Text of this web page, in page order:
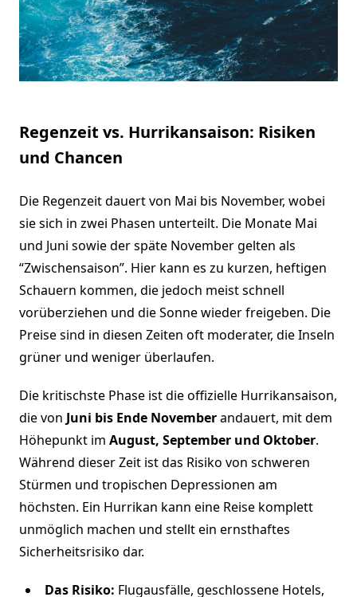
Regenzeit vs. Hurrikansaison: Risiken
und Chancen
Die Regenzeit dauert von Mai bis November, wobei
sie sich in zwei Phasen unterteilt. Die Monate Mai
und Juni sowie der späte November gelten als
“Zwischensaison”. Hier kann es zu kurzen, heftigen
Schauern kommen, die jedoch meist schnell
vorüberziehen und die Sonne wieder freigeben. Die
Preise sind in diesen Zeiten oft moderater, die Inseln
grüner und weniger überlaufen.
Die kritischste Phase ist die offizielle Hurrikansaison,
die von Juni bis Ende Novemberandauert, mit dem
Höhepunkt im August, September und Oktober.
Während dieser Zeit ist das Risiko von schweren
Stürmen und tropischen Depressionen am
höchsten. Ein Hurrikan kann eine Reise komplett
unmöglich machen und stellt ein ernsthaftes
Sicherheitsrisiko dar.
Das Risiko: Flugausfälle, geschlossene Hotels,